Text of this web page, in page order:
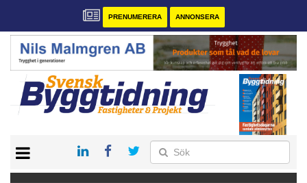
PRENUMERERA ANNONSERA